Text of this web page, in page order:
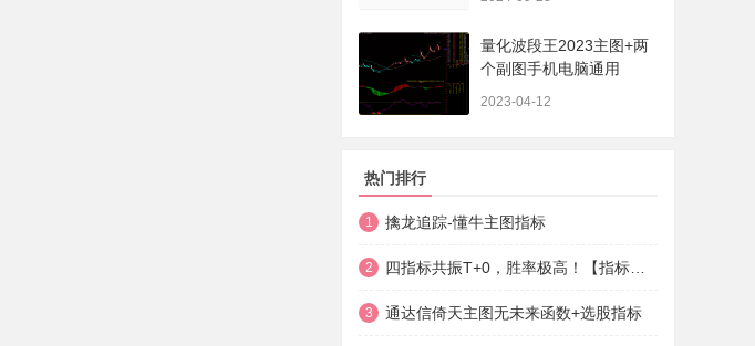
量化波段王2023主图+两
个副图手机电脑通用
2023-04-12
热门排行
1 擒龙追踪-懂牛主图指标
2
3 通达信倚天主图无未来函数+选股指标